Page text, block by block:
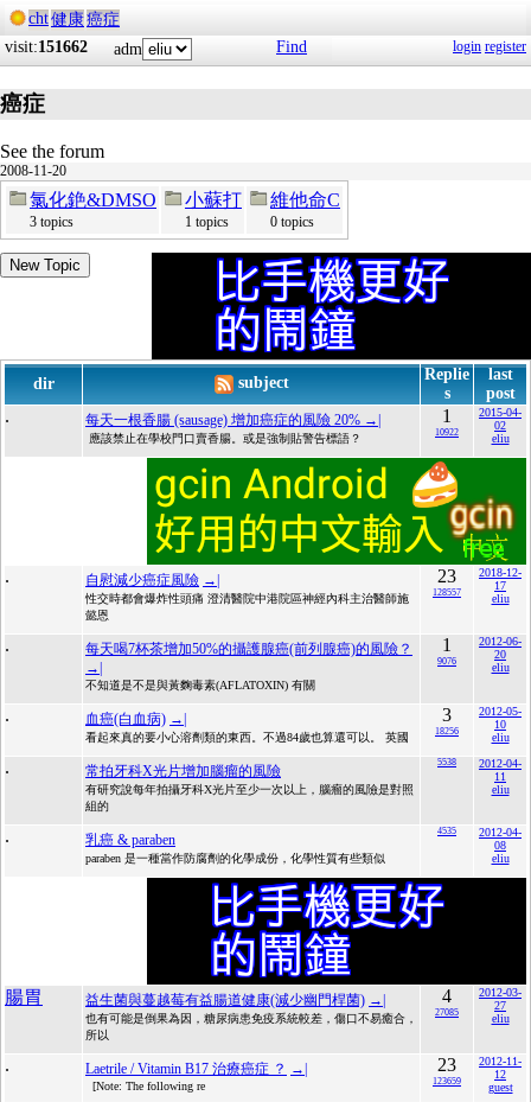
cht健康癌症
visit:151662 adm Find login register
癌症
See the forum
2008-11-20
氯化銫&DMSO
3 topics
小蘇打
1 topics
維他命C
0 topics
New Topic
dir subject
Replie
s
last
post
. 每天一根香腸 (sausage) 增加癌症的風險 20% →|
應該禁止在學校門口賣香腸。或是強制貼警告標語？
1
10922
2015-04-
02
eliu
. 自慰減少癌症風險 →|
性交時都會爆炸性頭痛 澄清醫院中港院區神經內科主治醫師施
懿恩
23
128557
2018-12-
17
eliu
.
每天喝7杯茶增加50%的攝護腺癌(前列腺癌)的風險？
→|
不知道是不是與黃麴毒素(AFLATOXIN) 有關
1
9076
2012-06-
20
eliu
. 血癌(白血病) →|
看起來真的要小心溶劑類的東西。不過84歲也算還可以。 英國
3
18256
2012-05-
10
eliu
. 常拍牙科X光片增加腦瘤的風險
有研究說每年拍攝牙科X光片至少一次以上，腦瘤的風險是對照
組的
5538
2012-04-
11
eliu
. 乳癌 & paraben
paraben 是一種當作防腐劑的化學成份，化學性質有些類似
4535
2012-04-
08
eliu
腸胃 益生菌與蔓越莓有益腸道健康(減少幽門桿菌) →|
也有可能是倒果為因，糖尿病患免疫系統較差，傷口不易癒合，
所以
4
27085
2012-03-
27
eliu
. Laetrile / Vitamin B17 治療癌症 ？ →|
[Note: The following re
23
123659
2012-11-
12
guest